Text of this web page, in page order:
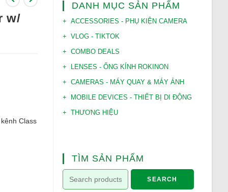
w/
Class
DANH MỤC SẢN PHẨM
ACCESSORIES - PHỤ KIỆN CAMERA
VLOG - TIKTOK
COMBO DEALS
LENSES - ỐNG KÍNH ROKINON
CAMERAS - MÁY QUAY & MÁY ẢNH
MOBILE DEVICES - THIẾT BỊ DI ĐỘNG
THƯƠNG HIỆU
TÌM SẢN PHẨM
SEARCH